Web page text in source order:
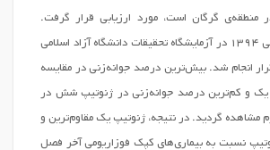
گرگان است، مورد ارزیابی قرار گرفت.
آزمایش در سال زراعی 1394 در آزمایشگاه تحقیقات دانشگاه آزاد اسلامی
انجام شد. بیش‌ترین درصد جوانه‌زنی در مقایسه
یک و کم‌ترین درصد جوانه‌زنی در ژنوتیپ شش در
مشاهده گردید. در نتیجه، ژنوتیپ یک مقاوم‌ترین و
نسبت به بیماری‌های کپک فوزاریومی آخر فصل